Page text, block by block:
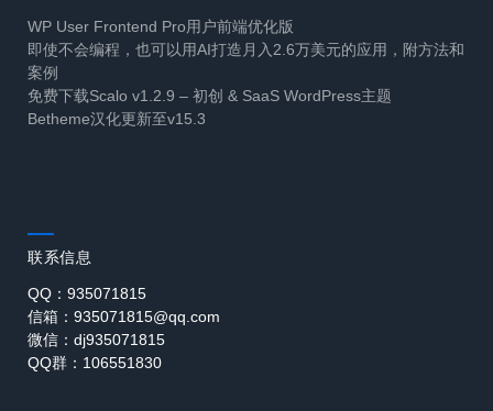
WP User Frontend Pro用户前端优化版
即使不会编程，也可以用AI打造月入2.6万美元的应用，附方法和
案例
免费下载Scalo v1.2.9 – 初创 & SaaS WordPress主题
Betheme汉化更新至v15.3
联系信息
QQ：935071815
信箱：935071815@qq.com
微信：dj935071815
QQ群：106551830